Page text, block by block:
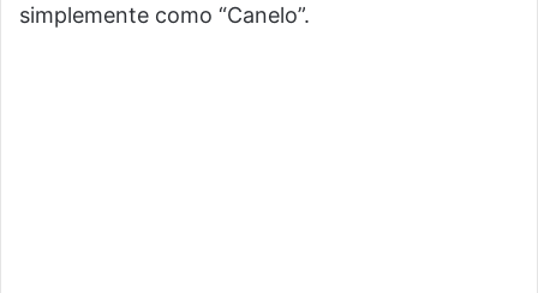
simplemente como “Canelo”.